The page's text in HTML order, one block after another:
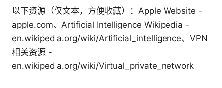
以下资源（仅文本，方便收藏）：Apple Website -
apple.com、Artificial Intelligence Wikipedia -
en.wikipedia.org/wiki/Artificial_intelligence、VPN
相关资源 -
en.wikipedia.org/wiki/Virtual_private_network